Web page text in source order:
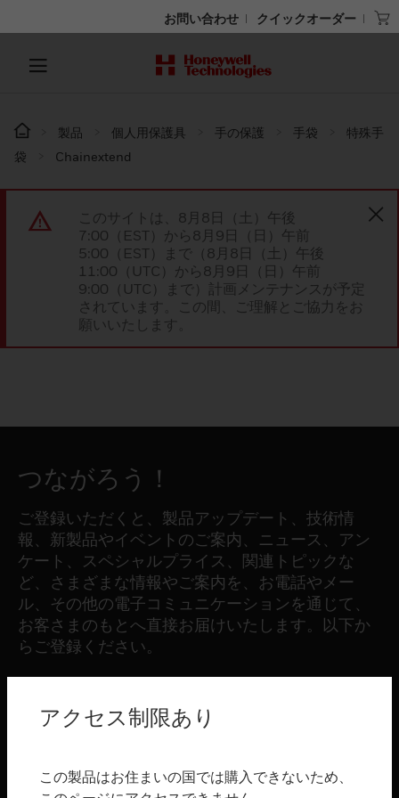
お問い合わせ クイックオーダー
製品 個人用保護具 手の保護 手袋
特殊手
袋
Chainextend
このサイトは、8月8日（土）午後
7:00（EST）から8月9日（日）午前
5:00（EST）まで（8月8日（土）午後
11:00（UTC）から8月9日（日）午前
9:00（UTC）まで）計画メンテナンスが予定
されています。この間、ご理解とご協力をお
願いいたします。
つながろう！
ご登録いただくと、製品アップデート、技術情
報、新製品やイベントのご案内、ニュース、アン
ケート、スペシャルプライス、関連トピックな
ど、さまざまな情報やご案内を、お電話やメー
ル、その他の電子コミュニケーションを通じて、
お客さまのもとへ直接お届けいたします。以下か
らご登録ください。
toggle view
アクセス制限あり
この製品はお住まいの国では購入できないため、